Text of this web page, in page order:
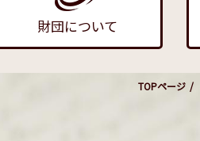
財団について
TOPページ